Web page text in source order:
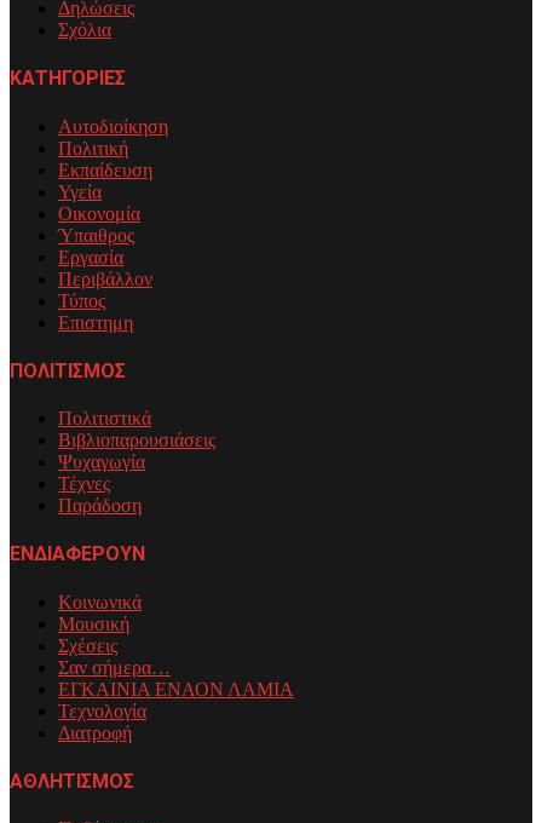
Δηλώσεις
Σχόλια
ΚΑΤΗΓΟΡΙΕΣ
Αυτοδιοίκηση
Πολιτική
Εκπαίδευση
Υγεία
Οικονομία
Ύπαιθρος
Εργασία
Περιβάλλον
Τύπος
Επιστημη
ΠΟΛΙΤΙΣΜΟΣ
Πολιτιστικά
Βιβλιοπαρουσιάσεις
Ψυχαγωγία
Τέχνες
Παράδοση
ΕΝΔΙΑΦΕΡΟΥΝ
Κοινωνικά
Μουσική
Σχέσεις
Σαν σήμερα…
ΕΓΚΑΙΝΙΑ ΕΝΑΟΝ ΛΑΜΙΑ
Τεχνολογία
Διατροφή
ΑΘΛΗΤΙΣΜΟΣ